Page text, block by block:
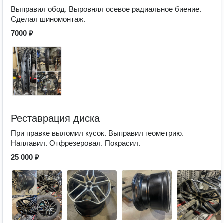
Выправил обод. Выровнял осевое радиальное биение.
Сделал шиномонтаж.
7000 ₽
Реставрация диска
При правке выломил кусок. Выправил геометрию.
Наплавил. Отфрезеровал. Покрасил.
25 000 ₽